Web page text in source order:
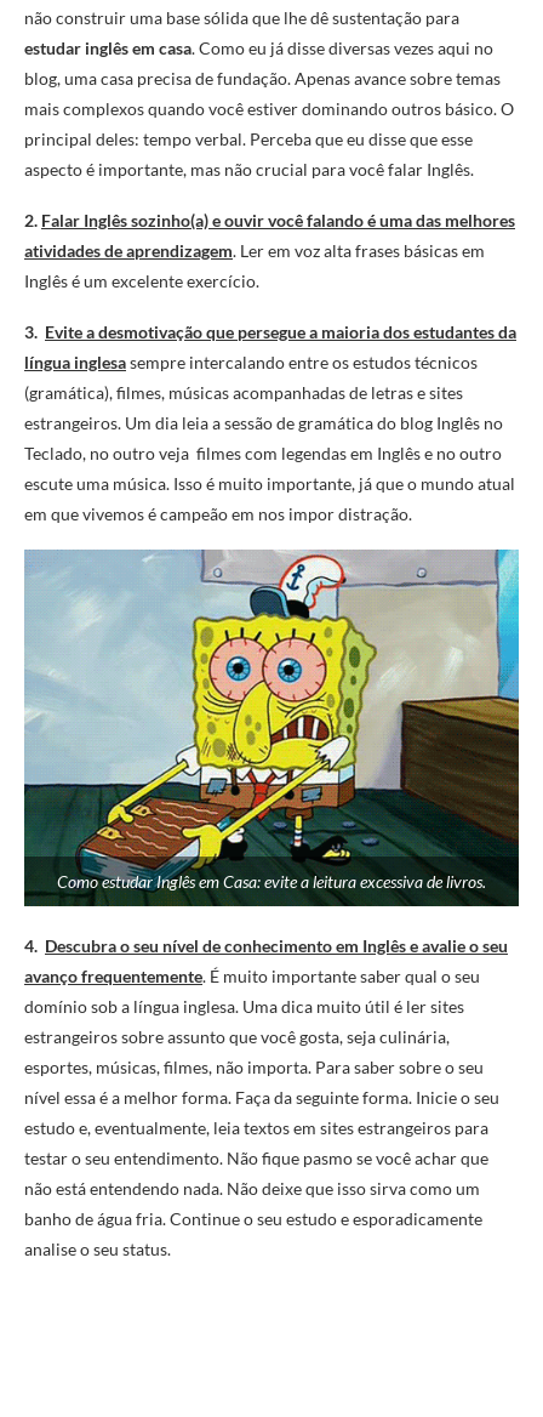
não construir uma base sólida que lhe dê sustentação para
estudar inglês em casa. Como eu já disse diversas vezes aqui no
blog, uma casa precisa de fundação. Apenas avance sobre temas
mais complexos quando você estiver dominando outros básico. O
principal deles: tempo verbal. Perceba que eu disse que esse
aspecto é importante, mas não crucial para você falar Inglês.
2. Falar Inglês sozinho(a) e ouvir você falando é uma das melhores
atividades de aprendizagem. Ler em voz alta frases básicas em
Inglês é um excelente exercício.
3. Evite a desmotivação que persegue a maioria dos estudantes da
língua inglesasempre intercalando entre os estudos técnicos
(gramática), filmes, músicas acompanhadas de letras e sites
estrangeiros. Um dia leia a sessão de gramática do blog Inglês no
Teclado, no outro veja filmes com legendas em Inglês e no outro
escute uma música. Isso é muito importante, já que o mundo atual
em que vivemos é campeão em nos impor distração.
Como estudar Inglês em Casa: evite a leitura excessiva de livros.
4. Descubra o seu nível de conhecimento em Inglês e avalie o seu
avanço frequentemente. É muito importante saber qual o seu
domínio sob a língua inglesa. Uma dica muito útil é ler sites
estrangeiros sobre assunto que você gosta, seja culinária,
esportes, músicas, filmes, não importa. Para saber sobre o seu
nível essa é a melhor forma. Faça da seguinte forma. Inicie o seu
estudo e, eventualmente, leia textos em sites estrangeiros para
testar o seu entendimento. Não fique pasmo se você achar que
não está entendendo nada. Não deixe que isso sirva como um
banho de água fria. Continue o seu estudo e esporadicamente
analise o seu status.